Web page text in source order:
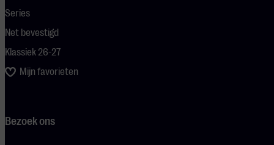
Series
Net bevestigd
Klassiek 26-27
Mijn favorieten
Bezoek ons